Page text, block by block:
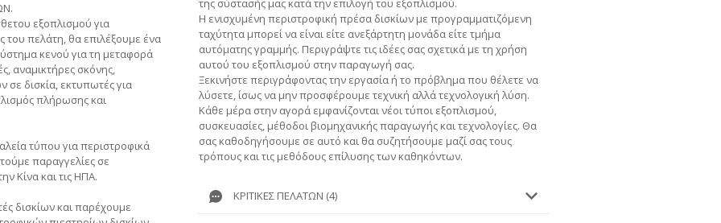
εξοπλισμού για
του πελάτη, θα επιλέξουμε ένα
κενού για τη μεταφορά
αναμικτήρες σκόνης,
σε δισκία, εκτυπωτές για
πλήρωσης και
τύπου για περιστροφικά
παραγγελίες σε
Κίνα και τις ΗΠΑ.
δισκίων και παρέχουμε
της σύστασής μας κατά την επιλογή του εξοπλισμού.
Η ενισχυμένη περιστροφική πρέσα δισκίων με προγραμματιζόμενη
ταχύτητα μπορεί να είναι είτε ανεξάρτητη μονάδα είτε τμήμα
αυτόματης γραμμής. Περιγράψτε τις ιδέες σας σχετικά με τη χρήση
αυτού του εξοπλισμού στην παραγωγή σας.
Ξεκινήστε περιγράφοντας την εργασία ή το πρόβλημα που θέλετε να
λύσετε, ίσως να μην προσφέρουμε τεχνική αλλά τεχνολογική λύση.
Κάθε μέρα στην αγορά εμφανίζονται νέοι τύποι εξοπλισμού,
συσκευασίες, μέθοδοι βιομηχανικής παραγωγής και τεχνολογίες. Θα
σας καθοδηγήσουμε σε αυτό και θα συζητήσουμε μαζί σας τους
τρόπους και τις μεθόδους επίλυσης των καθηκόντων.
ΚΡΙΤΙΚΈΣ ΠΕΛΑΤΏΝ (4)